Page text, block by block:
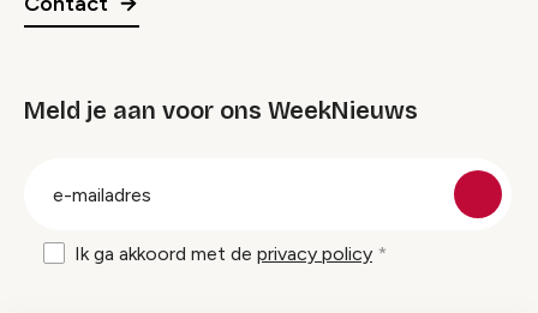
Meld je aan voor ons WeekNieuws
Ik ga akkoord met de privacy policy